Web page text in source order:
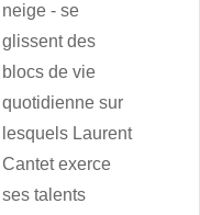
neige - se
glissent des
blocs de vie
quotidienne sur
lesquels Laurent
Cantet exerce
ses talents